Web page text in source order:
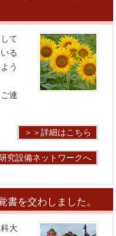
て
る
う
連
＞＞詳細はこちら
究設備ネットワークへ
書を交わしました。
大